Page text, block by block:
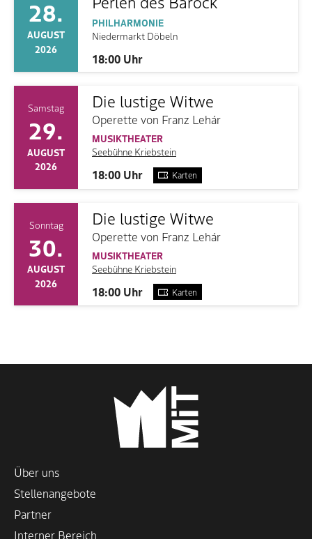
28.
AUGUST
2026
PHILHARMONIE
Niedermarkt Döbeln
18:00 Uhr
Samstag
29.
AUGUST
2026
Die lustige Witwe
Operette von Franz Lehár
MUSIKTHEATER
Seebühne Kriebstein
18:00 Uhr Karten
Sonntag
30.
AUGUST
2026
Die lustige Witwe
Operette von Franz Lehár
MUSIKTHEATER
Seebühne Kriebstein
18:00 Uhr Karten
Über uns
Stellenangebote
Partner
Interner Bereich